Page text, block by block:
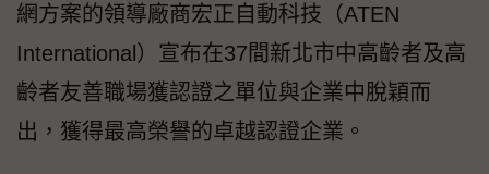
網方案的領導廠商宏正自動科技（ATEN
International）宣布在37間新北市中高齡者及高
齡者友善職場獲認證之單位與企業中脫穎而
出，獲得最高榮譽的卓越認證企業。